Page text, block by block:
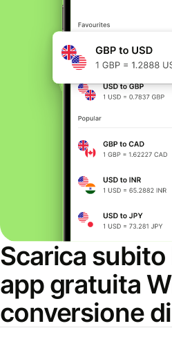
Scarica
app gratuita
conversione